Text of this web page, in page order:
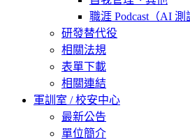
職涯 Podcast（AI 測
研發替代役
相關法規
表單下載
相關連結
軍訓室 / 校安中心
最新公告
單位簡介